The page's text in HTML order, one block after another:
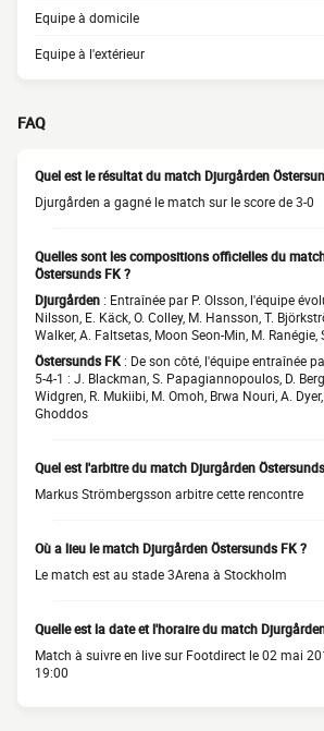
Equipe à domicile
Equipe à l'extérieur
FAQ
Quel est le résultat du match Djurgården
Djurgården a gagné le match sur le score de 3-0
Quelles sont les compositions officielles du
Östersunds FK ?
Djurgården : Entraînée par P. Olsson, l'équipe
Nilsson, E. Käck, O. Colley, M. Hansson, T.
Walker, A. Faltsetas, Moon Seon-Min, M. Ranégie,
Östersunds FK : De son côté, l'équipe entraînée
5-4-1 : J. Blackman, S. Papagiannopoulos, D.
Widgren, R. Mukiibi, M. Omoh, Brwa Nouri, A.
Ghoddos
Quel est l'arbitre du match Djurgården
Markus Strömbergsson arbitre cette rencontre
Où a lieu le match Djurgården Östersunds FK ?
Le match est au stade 3Arena à Stockholm
Quelle est la date et l'horaire du match
Match à suivre en live sur Footdirect le 02 mai
19:00